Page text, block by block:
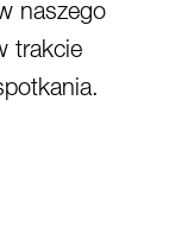
naszego
trakcie